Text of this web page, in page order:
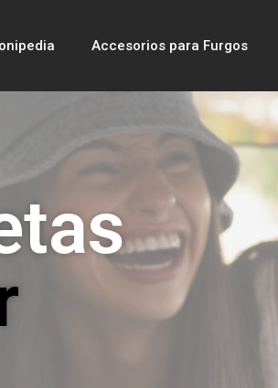
Accesorios para Furgos